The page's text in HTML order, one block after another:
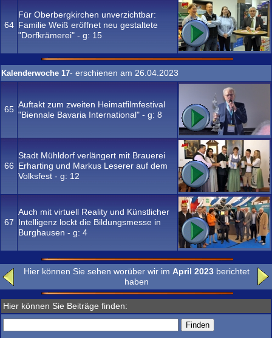
64
Für Oberbergkirchen unverzichtbar:
Familie Weiß eröffnet neu gestaltete
"Dorfkrämerei" - g: 15
Kalenderwoche 17- erschienen am 26.04.2023
65 Auftakt zum zweiten Heimatfilmfestival
"Biennale Bavaria International" - g: 8
66
Stadt Mühldorf verlängert mit Brauerei
Erharting und Markus Leserer auf dem
Volksfest - g: 12
67
Auch mit virtuell Reality und Künstlicher
Intelligenz lockt die Bildungsmesse in
Burghausen - g: 4
Hier können Sie sehen worüber wir im April 2023berichtet
haben
Hier können Sie Beiträge finden: